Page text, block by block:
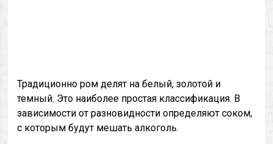
Традиционно ром делят на белый, золотой и
темный. Это наиболее простая классификация. В
зависимости от разновидности определяют соком,
с которым будут мешать алкоголь.